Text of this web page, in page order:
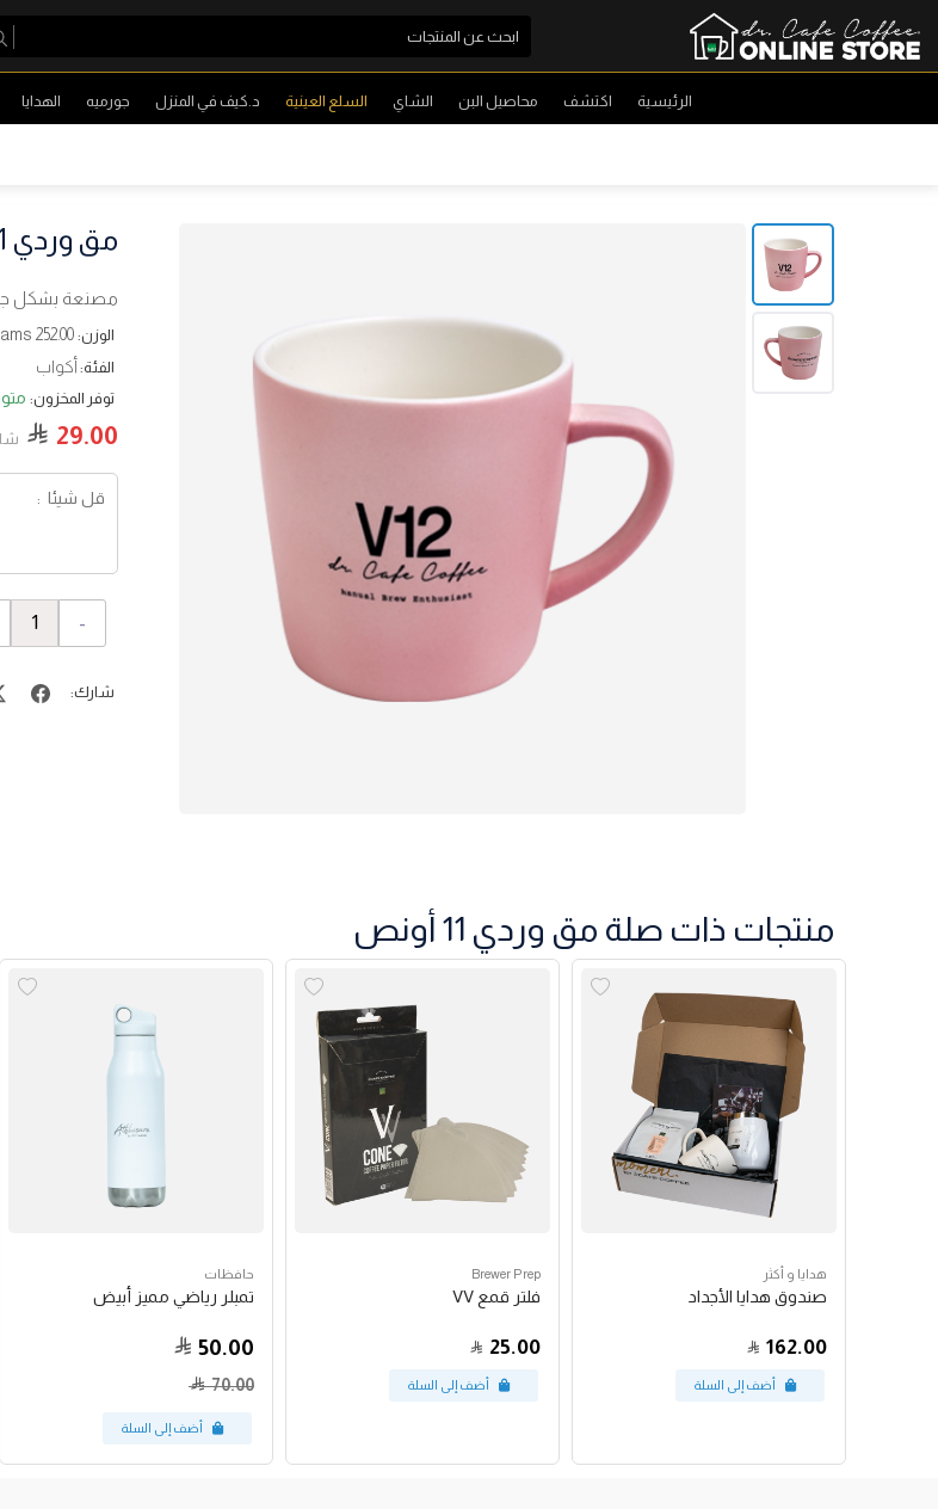
الرئيسية اكتشف محاصيل البن الشاي السلع العينية د.كيف في المنزل جورميه الهدايا
مق وردي 11 أونص
مصنعة بشكل جيد
الوزن: 252.00 Grams
الفئة: أكواب
توفر المخزون:
29.00
-
شارك:
منتجات ذات صلة مق وردي 11 أونص
هدايا و أكثر
صندوق هدايا الأجداد
162.00
Brewer Prep
فلتر قمع VV
25.00
حافظات
تمبلر رياضي مميز أبيض
50.00
70.00